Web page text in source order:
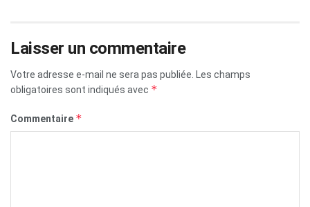
Laisser un commentaire
Votre adresse e-mail ne sera pas publiée. Les champs
obligatoires sont indiqués avec *
Commentaire *